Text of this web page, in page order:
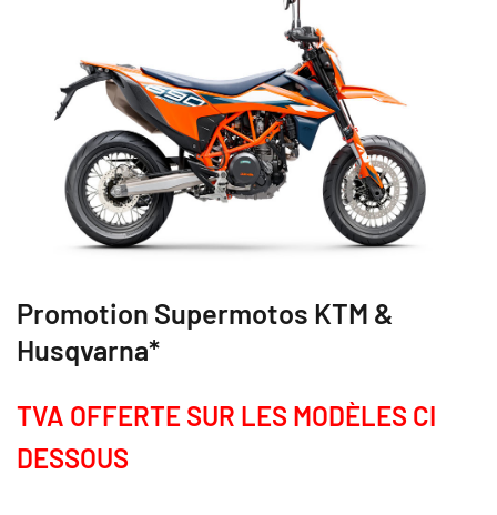
Promotion Supermotos KTM &
Husqvarna*
TVA OFFERTE SUR LES MODÈLES CI
DESSOUS